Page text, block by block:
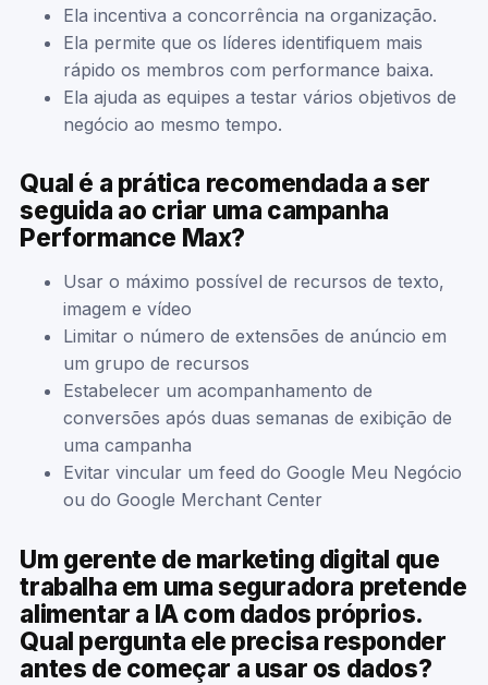
Ela incentiva a concorrência na organização.
Ela permite que os líderes identifiquem mais
rápido os membros com performance baixa.
Ela ajuda as equipes a testar vários objetivos de
negócio ao mesmo tempo.
Qual é a prática recomendada a ser
seguida ao criar uma campanha
Performance Max?
Usar o máximo possível de recursos de texto,
imagem e vídeo
Limitar o número de extensões de anúncio em
um grupo de recursos
Estabelecer um acompanhamento de
conversões após duas semanas de exibição de
uma campanha
Evitar vincular um feed do Google Meu Negócio
ou do Google Merchant Center
Um gerente de marketing digital que
trabalha em uma seguradora pretende
alimentar a IA com dados próprios.
Qual pergunta ele precisa responder
antes de começar a usar os dados?